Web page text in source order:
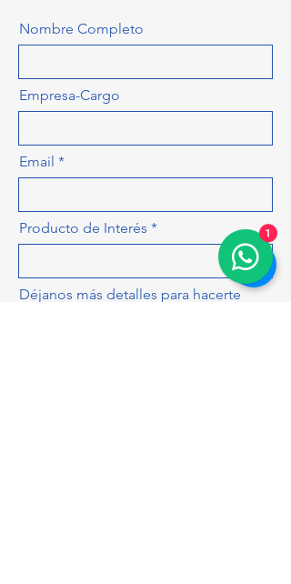
Nombre Completo
Empresa-Cargo
Email
Producto de Interés
Déjanos más detalles para hacerte
1